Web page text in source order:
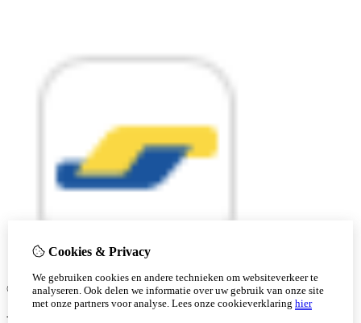
© Copyright 2026 |
Cookies & Privacy
We gebruiken cookies en andere technieken om websiteverkeer te
analyseren. Ook delen we informatie over uw gebruik van onze site
met onze partners voor analyse. Lees onze cookieverklaring hier